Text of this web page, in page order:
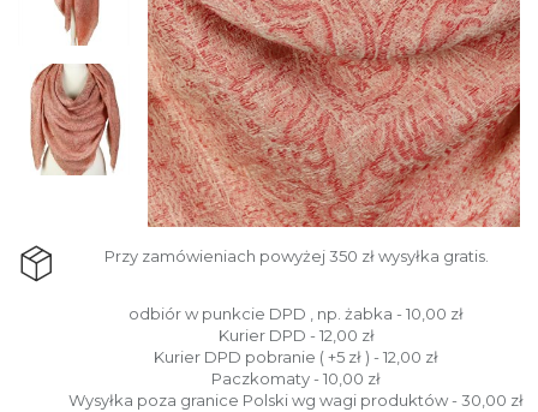
Przy zamówieniach powyżej 350 zł wysyłka gratis.
odbiór w punkcie DPD , np. żabka - 10,00 zł
Kurier DPD - 12,00 zł
Kurier DPD pobranie ( +5 zł ) - 12,00 zł
Paczkomaty - 10,00 zł
Wysyłka poza granice Polski wg wagi produktów - 30,00 zł